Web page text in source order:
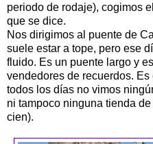
periodo de rodaje), cogimos
que se dice.
Nos dirigimos al puente de
suele estar a tope, pero ese
fluido. Es un puente largo y
vendedores de recuerdos.
todos los días no vimos
ni tampoco ninguna tienda
cien).